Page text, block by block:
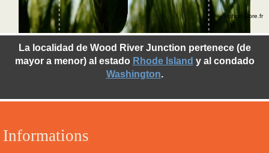
Informations
La localidad de Wood River Junction pertenece (de
mayor a menor) al estado Rhode Island y al condado
Washington.
©photo-libre.fr